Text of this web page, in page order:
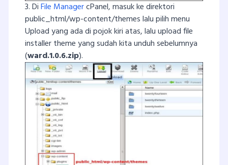
3. DiFile ManagercPanel, masuk ke direktori
public_html/wp-content/themes lalu pilih menu
Upload yang ada di pojok kiri atas, lalu upload file
installer theme yang sudah kita unduh sebelumnya
(ward.1.0.6.zip).